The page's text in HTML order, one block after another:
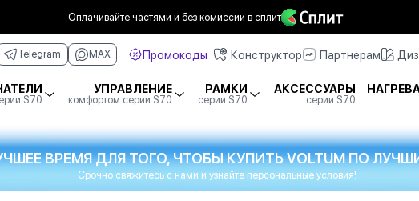
Оплачивайте частями и без комиссии в сплит
Telegram MAX Промокоды Конструктор Партнерам
S70
УПРАВЛЕНИЕ
комфортом серии S70
РАМКИ
серии S70
АКСЕССУАРЫ
серии S70
ВРЕМЯ ДЛЯ ТОГО, ЧТОБЫ КУПИТЬ VOLTUM ПО
Срочно свяжитесь с нами и узнайте персональные условия!